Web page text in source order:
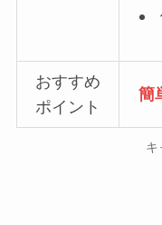
おすすめ
ポイント
簡
キ